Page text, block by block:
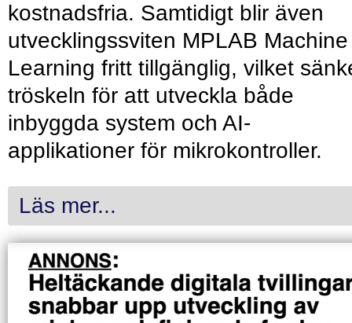
kostnadsfria. Samtidigt blir även
utvecklingssviten MPLAB Machine
Learning fritt tillgänglig, vilket
tröskeln för att utveckla både
inbyggda system och AI-
applikationer för mikrokontroller.
Läs mer...